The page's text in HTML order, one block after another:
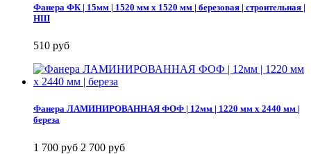
Фанера ФК | 15мм | 1520 мм х 1520 мм | березовая | строительная |
НШ
510 руб
Фанера ЛАМИНИРОВАННАЯ ФОФ | 12мм | 1220 мм х 2440 мм |
береза
1 700 руб 2 700 руб